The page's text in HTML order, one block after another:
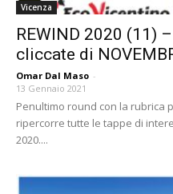
Vicenza
REWIND 2020 (11)
cliccate di
Omar Dal Maso -
13 Gennaio 2021
Penultimo round con la rubrica
ripercorre tutte le tappe di
2020....